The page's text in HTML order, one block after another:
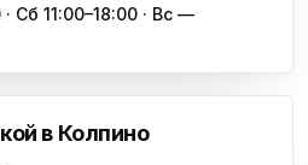
Сб 11:00–18:00 · Вс —
в Колпино